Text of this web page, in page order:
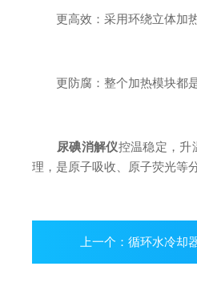
更高效：采用环绕立体加热
更防腐：整个加热模块都是
尿碘消解仪控温稳定，升
理，是原子吸收、原子荧光等
上一个：循环水冷却